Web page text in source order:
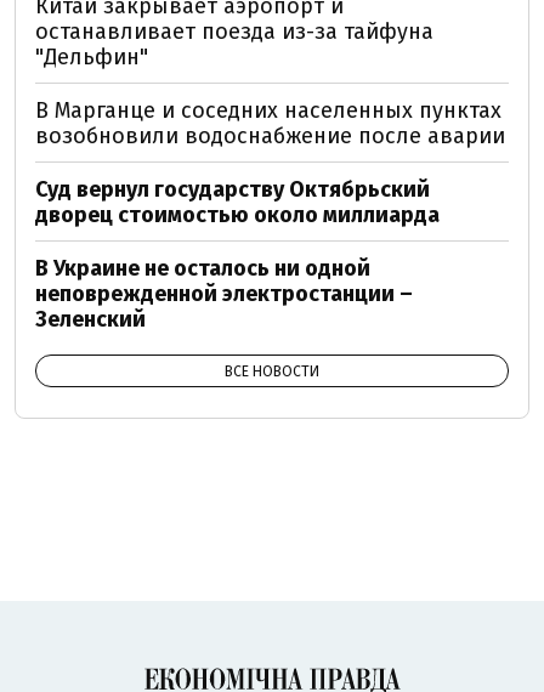
Китай закрывает аэропорт и
останавливает поезда из-за тайфуна
"Дельфин"
В Марганце и соседних населенных пунктах
возобновили водоснабжение после аварии
Суд вернул государству Октябрьский
дворец стоимостью около миллиарда
В Украине не осталось ни одной
неповрежденной электростанции –
Зеленский
ВСЕ НОВОСТИ